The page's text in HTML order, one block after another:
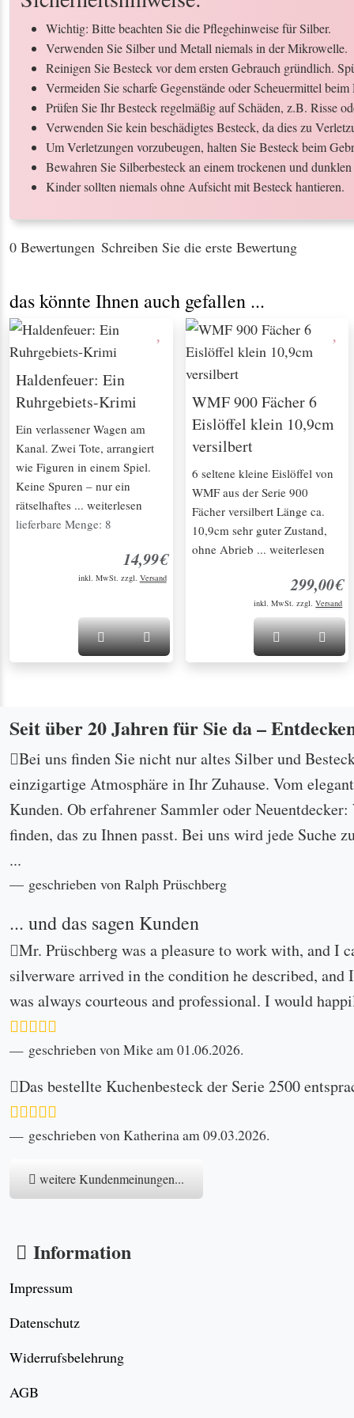
Wichtig: Bitte beachten Sie die Pflegehinweise für Silber.
Verwenden Sie Silber und Metall niemals in der Mikrowelle.
Reinigen Sie Besteck vor dem ersten Gebrauch gründlich.
Vermeiden Sie scharfe Gegenstände oder Scheuermittel
Prüfen Sie Ihr Besteck regelmäßig auf Schäden, z.B. Risse
Verwenden Sie kein beschädigtes Besteck, da dies zu
Um Verletzungen vorzubeugen, halten Sie Besteck beim
Bewahren Sie Silberbesteck an einem trockenen und
Kinder sollten niemals ohne Aufsicht mit Besteck hantieren.
0 Bewertungen Schreiben Sie die erste Bewertung
das könnte Ihnen auch gefallen ...
Haldenfeuer: Ein
Ruhrgebiets-Krimi
Ein verlassener Wagen am
Kanal. Zwei Tote, arrangiert
wie Figuren in einem Spiel.
Keine Spuren – nur ein
rätselhaftes ... weiterlesen
lieferbare Menge: 8
14,99€
inkl. MwSt. zzgl. Versand
WMF 900 Fächer 6
Eislöffel klein 10,9cm
versilbert
6 seltene kleine Eislöffel von
WMF aus der Serie 900
Fächer versilbert Länge ca.
10,9cm sehr guter Zustand,
ohne Abrieb ... weiterlesen
299,00€
inkl. MwSt. zzgl.Versand
Seit über 20 Jahren für Sie da –
Bei uns finden Sie nicht nur altes Silber und
einzigartige Atmosphäre in Ihr Zuhause. Vom
Kunden. Ob erfahrener Sammler oder
finden, das zu Ihnen passt. Bei uns wird jede Suche
...
geschrieben von Ralph Prüschberg
... und das sagen Kunden
Mr. Prüschberg was a pleasure to work with, and I
silverware arrived in the condition he described,
was always courteous and professional. I would
geschrieben von Mike am 01.06.2026.
Das bestellte Kuchenbesteck der Serie 2500
geschrieben von Katherina am 09.03.2026.
weitere Kundenmeinungen...
Information
Impressum
Datenschutz
Widerrufsbelehrung
AGB